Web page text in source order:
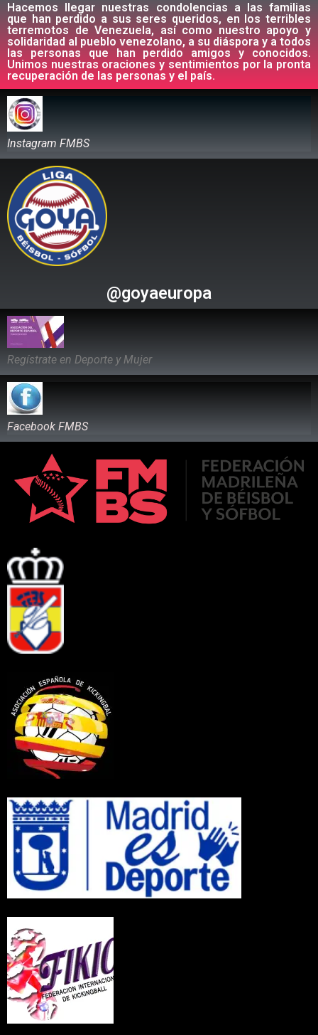
Hacemos llegar nuestras condolencias a las familias
que han perdido a sus seres queridos, en los terribles
terremotos de Venezuela, así como nuestro apoyo y
solidaridad al pueblo venezolano, a su diáspora y a todos
las personas que han perdido amigos y conocidos.
Unimos nuestras oraciones y sentimientos por la pronta
recuperación de las personas y el país.
Instagram FMBS
@goyaeuropa
Regístrate en Deporte y Mujer
Facebook FMBS